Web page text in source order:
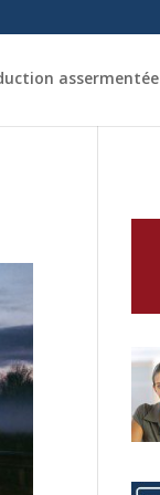
assermentée